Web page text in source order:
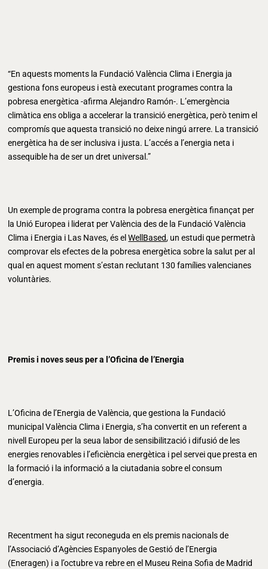
“En aquests moments la Fundació València Clima i Energia ja
gestiona fons europeus i està executant programes contra la
pobresa energètica -afirma Alejandro Ramón-. L’emergència
climàtica ens obliga a accelerar la transició energètica, però tenim el
compromís que aquesta transició no deixe ningú arrere. La transició
energètica ha de ser inclusiva i justa. L’accés a l’energia neta i
assequible ha de ser un dret universal.”
Un exemple de programa contra la pobresa energètica finançat per
la Unió Europea i liderat per València des de la Fundació València
Clima i Energia i Las Naves, és elWellBased, un estudi que permetrà
comprovar els efectes de la pobresa energètica sobre la salut per al
qual en aquest moment s’estan reclutant 130 famílies valencianes
voluntàries.
Premis i noves seus per a l’Oficina de l’Energia
L’Oficina de l’Energia de València, que gestiona la Fundació
municipal València Clima i Energia, s’ha convertit en un referent a
nivell Europeu per la seua labor de sensibilització i difusió de les
energies renovables i l’eficiència energètica i pel servei que presta en
la formació i la informació a la ciutadania sobre el consum
d’energia.
Recentment ha sigut reconeguda en els premis nacionals de
l’Associació d’Agències Espanyoles de Gestió de l’Energia
(Eneragen) i a l’octubre va rebre en el Museu Reina Sofia de Madrid